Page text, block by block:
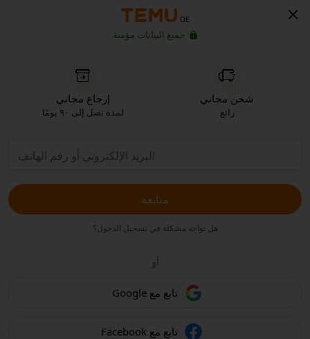
DE
جميع البيانات مؤمنة
شحن مجاني
رائع
إرجاع مجاني
لمدة تصل إلى ٩٠ يومًا
متابعة
هل تواجه مشكلة في تسجيل الدخول؟
أو
تابع مع Google
تابع مع Facebook